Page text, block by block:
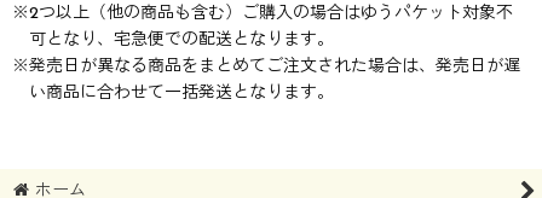
※2つ以上（他の商品も含む）ご購入の場合はゆうパケット対象不
可となり、宅急便での配送となります。
※発売日が異なる商品をまとめてご注文された場合は、発売日が遅
い商品に合わせて一括発送となります。
ホーム